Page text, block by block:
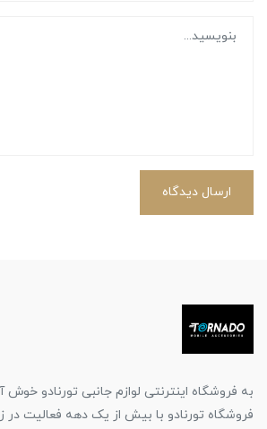
ارسال دیدگاه
به فروشگاه اینترنتی لوازم جانبی تورنادو خوش
فروشگاه تورنادو با بیش از یک دهه فعالیت